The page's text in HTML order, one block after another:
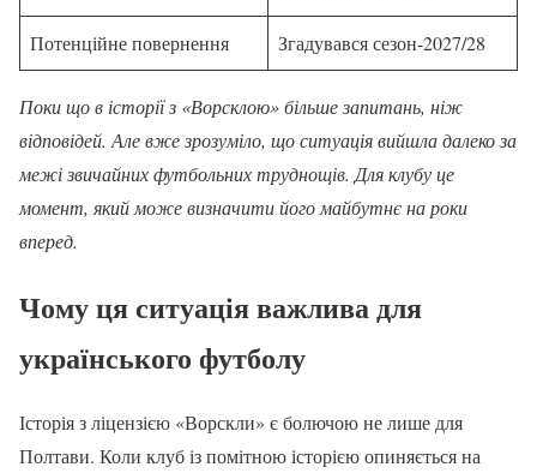
Потенційне повернення Згадувався сезон-2027/28
Поки що в історії з «Ворсклою» більше запитань, ніж
відповідей. Але вже зрозуміло, що ситуація вийшла далеко за
межі звичайних футбольних труднощів. Для клубу це
момент, який може визначити його майбутнє на роки
вперед.
Чому ця ситуація важлива для
українського футболу
Історія з ліцензією «Ворскли» є болючою не лише для
Полтави. Коли клуб із помітною історією опиняється на